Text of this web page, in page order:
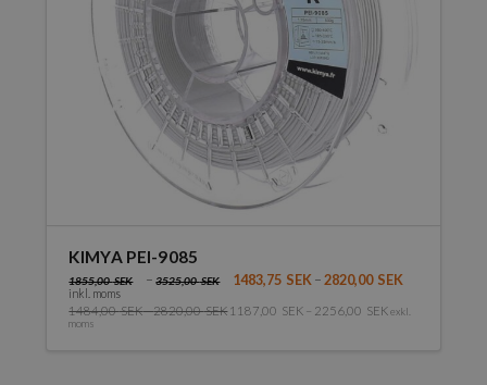
produktsidan
KIMYA PEI-9085
1855,00SEK –3525,00SEK 1483,75 SEK–2820,00 SEK
inkl. moms
1484,00SEK–2820,00SEK1187,00 SEK – 2256,00 SEK exkl.
moms